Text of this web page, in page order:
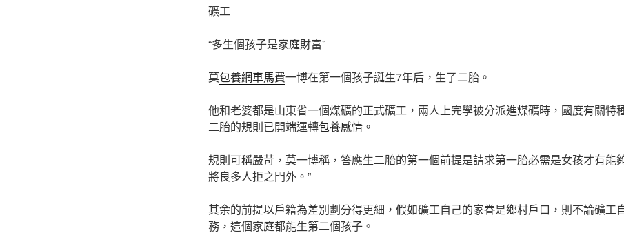
礦工
“多生個孩子是家庭財富”
莫包養網車馬費一博在第一個孩子誕生7年后，生了二胎。
他和老婆都是山東省一個煤礦的正式礦工，兩人上完學被分派進煤礦時，國度有關特
二胎的規則已開端運轉包養感情 。
規則可稱嚴苛，莫一博稱，答應生二胎的第一個前提是請求第一胎必需是女孩才有能
將良多人拒之門外。”
其余的前提以戶籍為差別劃分得更細，假如礦工自己的家眷是鄉村戶口，則不論礦工
務，這個家庭都能生第二個孩子。